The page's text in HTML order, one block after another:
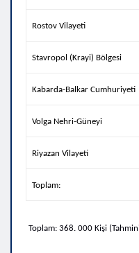
Rostov Vilayeti
Stavropol (Krayi) Bölgesi
Kabarda-Balkar Cumhuriyeti
Volga Nehri-Güneyi
Riyazan Vilayeti
Toplam:
Toplam: 368. 000 Kişi